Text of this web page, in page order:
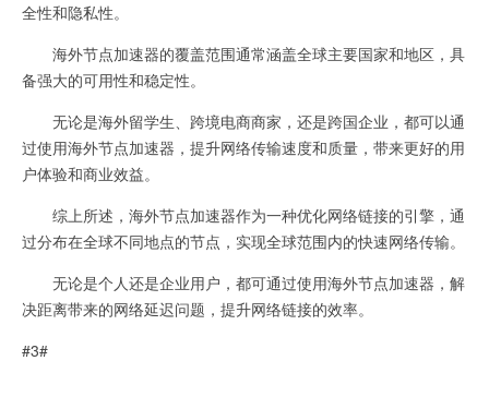
全性和隐私性。
海外节点加速器的覆盖范围通常涵盖全球主要国家和地区，具
备强大的可用性和稳定性。
无论是海外留学生、跨境电商商家，还是跨国企业，都可以通
过使用海外节点加速器，提升网络传输速度和质量，带来更好的用
户体验和商业效益。
综上所述，海外节点加速器作为一种优化网络链接的引擎，通
过分布在全球不同地点的节点，实现全球范围内的快速网络传输。
无论是个人还是企业用户，都可通过使用海外节点加速器，解
决距离带来的网络延迟问题，提升网络链接的效率。
#3#